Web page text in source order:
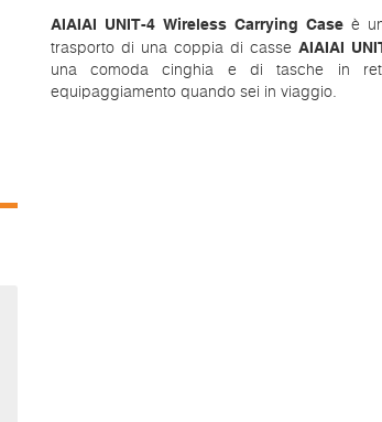
AIAIAI UNIT-4 Wireless Carrying Case è
trasporto di una coppia di casse AIAIAI
una comoda cinghia e di tasche in
equipaggiamento quando sei in viaggio.